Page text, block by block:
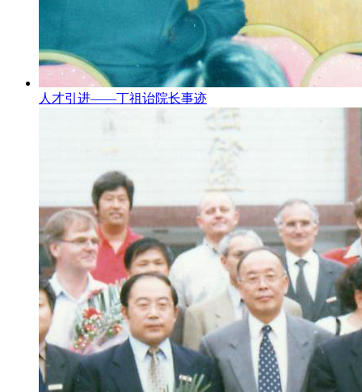
人才引进——丁祖诒院长事迹